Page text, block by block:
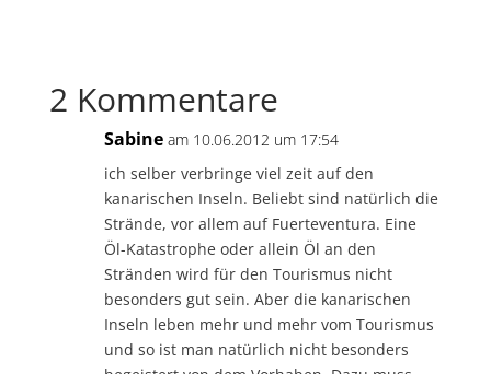
2 Kommentare
Sabine am 10.06.2012 um 17:54
ich selber verbringe viel zeit auf den
kanarischen Inseln. Beliebt sind natürlich die
Strände, vor allem auf Fuerteventura. Eine
Öl-Katastrophe oder allein Öl an den
Stränden wird für den Tourismus nicht
besonders gut sein. Aber die kanarischen
Inseln leben mehr und mehr vom Tourismus
und so ist man natürlich nicht besonders